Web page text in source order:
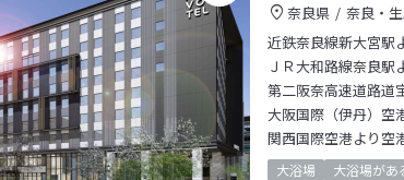
奈良県 奈良・
近鉄奈良線新大宮駅
ＪＲ大和路線奈良駅
第二阪奈高速道路道
大阪国際（伊丹）空
関西国際空港より空
大浴場 大浴場があ